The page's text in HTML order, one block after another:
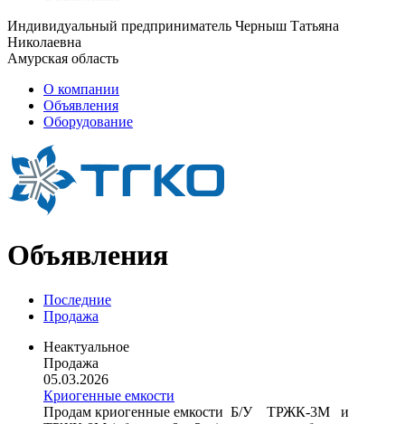
Индивидуальный предприниматель Черныш Татьяна
Николаевна
Амурская область
О компании
Объявления
Оборудование
Объявления
Последние
Продажа
Неактуальное
Продажа
05.03.2026
Криогенные емкости
Продам криогенные емкости Б/У ТРЖК-3М и